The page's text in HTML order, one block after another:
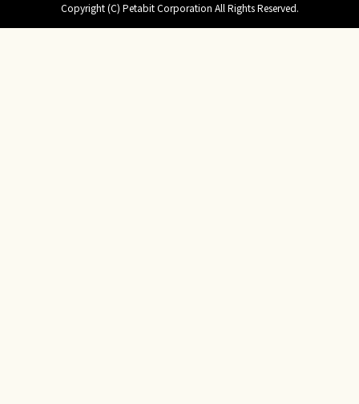
Copyright (C) Petabit Corporation All Rights Reserved.